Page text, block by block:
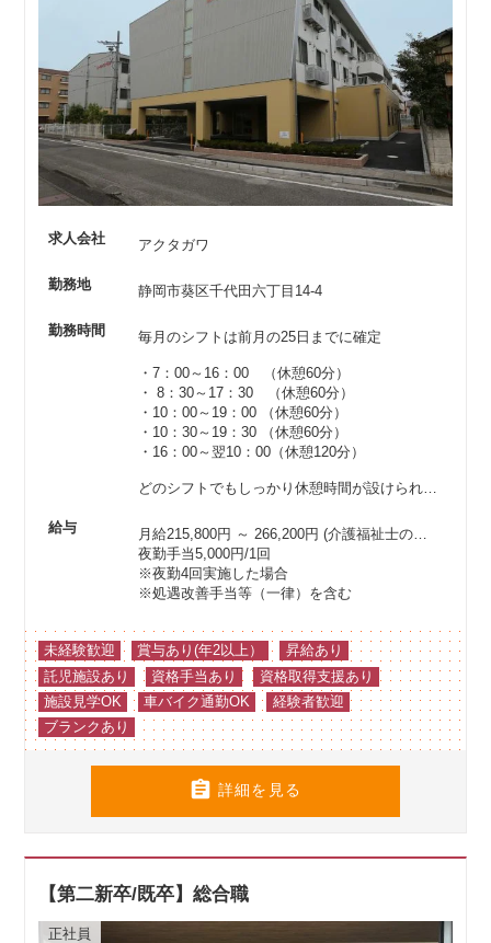
求人会社 アクタガワ
勤務地 静岡市葵区千代田六丁目14-4
勤務時間 毎月のシフトは前月の25日までに確定
・7：00～16：00 （休憩60分）
・ 8：30～17：30 （休憩60分）
・10：00～19：00 （休憩60分）
・10：30～19：30 （休憩60分）
・16：00～翌10：00（休憩120分）
どのシフトでもしっかり休憩時間が設けられているので、リフレッシュもバッチリ！
給与 月給215,800円 ～ 266,200円(介護福祉士の場合は214,800円以上)
夜勤手当5,000円/1回
※夜勤4回実施した場合
※処遇改善手当等（一律）を含む
未経験歓迎 賞与あり(年2以上）
昇給あり
託児施設あり
資格手当あり
資格取得支援あり
施設見学OK
車バイク通勤OK
経験者歓迎
ブランクあり
 詳細を見る
【第二新卒/既卒】総合職
正社員